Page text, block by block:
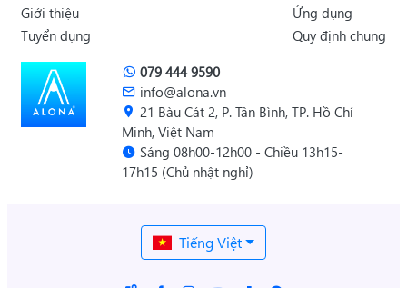
079 444 9590
info@alona.vn
21 Bàu Cát 2, P. Tân Bình, TP. Hồ Chí
Minh, Việt Nam
Sáng 08h00-12h00 - Chiều 13h15-
17h15 (Chủ nhật nghỉ)
Giới thiệu
Tuyển dụng
Ứng dụng
Quy định chung
Tiếng Việt